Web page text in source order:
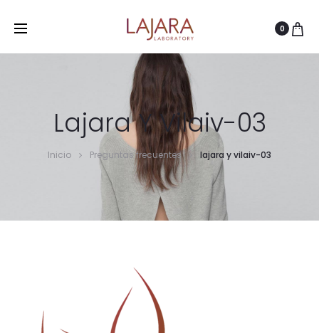
0
Lajara Y Vilaiv-03
Inicio Preguntas frecuentes lajara y vilaiv-03